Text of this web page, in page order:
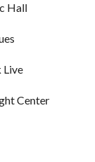
Hall
Live
Center